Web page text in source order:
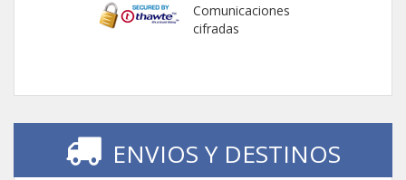
Comunicaciones
cifradas
ENVIOS Y DESTINOS